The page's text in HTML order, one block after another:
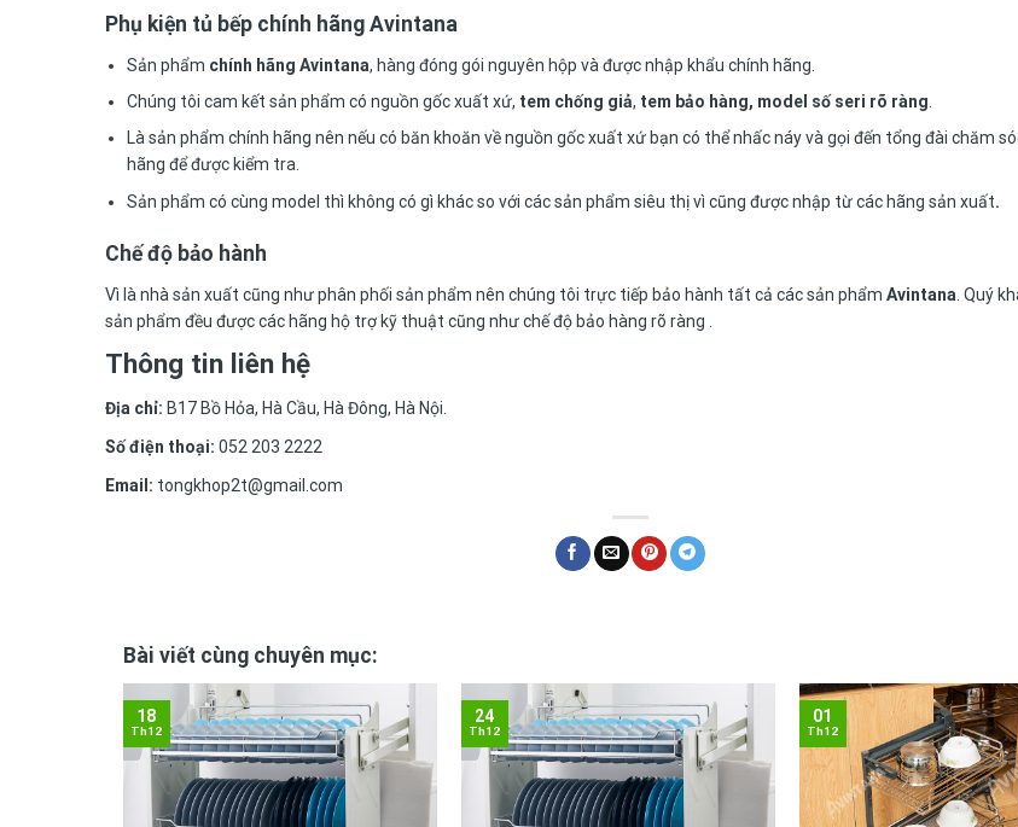
Phụ kiện tủ bếp chính hãng Avintana
Sản phẩm chính hãng Avintana, hàng đóng gói nguyên hộp và được nhập khẩu chính hãng.
Chúng tôi cam kết sản phẩm có nguồn gốc xuất xứ, tem chống giả, tem bảo hàng, model số seri rõ ràng
Là sản phẩm chính hãng nên nếu có băn khoăn về nguồn gốc xuất xứ bạn có thể nhấc náy và gọi đến tổng đài chăm
hãng để được kiểm tra.
Sản phẩm có cùng model thì không có gì khác so với các sản phẩm siêu thị vì cũng được nhập từ các hãng sản xuất.
Chế độ bảo hành
Vì là nhà sản xuất cũng như phân phối sản phẩm nên chúng tôi trực tiếp bảo hành tất cả các sản phẩm Avintana . Quý
sản phẩm đều được các hãng hộ trợ kỹ thuật cũng như chế độ bảo hàng rõ ràng .
Thông tin liên hệ
Địa chỉ: B17 Bồ Hỏa, Hà Cầu, Hà Đông, Hà Nội.
Số điện thoại: 052 203 2222
Email: tongkhop2t@gmail.com
Bài viết cùng chuyên mục:
18
Th12
24
Th12
01
Th12